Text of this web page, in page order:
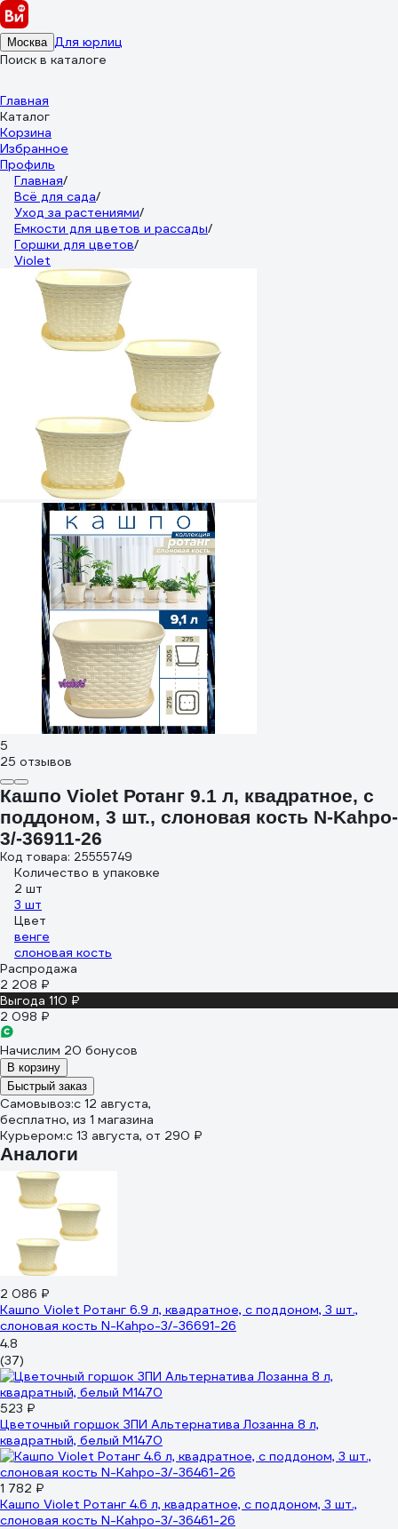
Москва Для юрлиц
Поиск в каталоге
Главная
Каталог
Корзина
Избранное
Профиль
Главная/
Всё для сада/
Уход за растениями/
Емкости для цветов и рассады/
Горшки для цветов/
Violet
5
25 отзывов
Кашпо Violet Ротанг 9.1 л, квадратное, с
поддоном, 3 шт., слоновая кость N-Kahpo-
3/-36911-26
Код товара: 25555749
Количество в упаковке
2 шт
3 шт
Цвет
венге
слоновая кость
Распродажа
2 208 ₽
Выгода 110 ₽
2 098 ₽
Начислим 20 бонусов
В корзину
Быстрый заказ
Самовывоз:c 12 августа,
бесплатно, из 1 магазина
Курьером:c 13 августа, от 290 ₽
Аналоги
2 086 ₽
Кашпо Violet Ротанг 6.9 л, квадратное, с поддоном, 3 шт.,
слоновая кость N-Kahpo-3/-36691-26
4.8
(37)
523 ₽
Цветочный горшок ЗПИ Альтернатива Лозанна 8 л,
квадратный, белый М1470
1 782 ₽
Кашпо Violet Ротанг 4.6 л, квадратное, с поддоном, 3 шт.,
слоновая кость N-Kahpo-3/-36461-26